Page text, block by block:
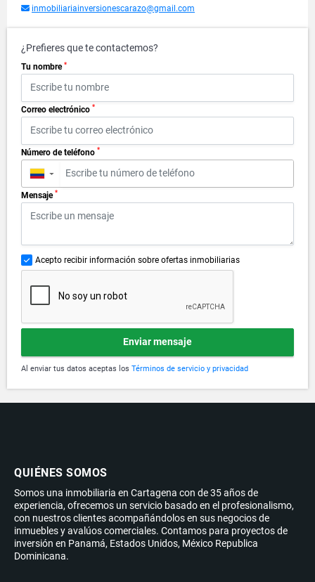
inmobiliariainversionescarazo@gmail.com
¿Prefieres que te contactemos?
Tu nombre *
Correo electrónico *
Número de teléfono *
▼
Mensaje *
Acepto recibir información sobre ofertas inmobiliarias
Enviar mensaje
Al enviar tus datos aceptas los Términos de servicio y privacidad
QUIÉNES SOMOS
Somos una inmobiliaria en Cartagena con de 35 años de
experiencia, ofrecemos un servicio basado en el profesionalismo,
con nuestros clientes acompañándolos en sus negocios de
inmuebles y avalúos comerciales. Contamos para proyectos de
inversión en Panamá, Estados Unidos, México Republica
Dominicana.